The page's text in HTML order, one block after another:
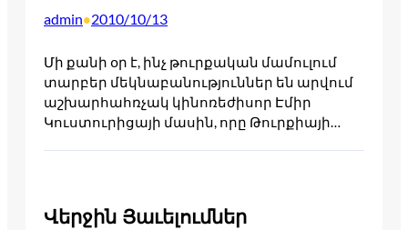
admin•2010/10/13
Մի քանի օր է, ինչ թուրքական մամուլում
տարբեր մեկնաբանություններ են արվում
աշխարհահռչակ կինոռեժիսոր Էմիր
Կուստուրիցայի մասին, որը Թուրքիայի…
Վերջին Յաւելումներ